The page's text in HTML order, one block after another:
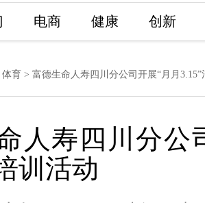
电商 健康 创新
体育 > 富德生命人寿四川分公司开展“月月
人寿四川分公
训活动